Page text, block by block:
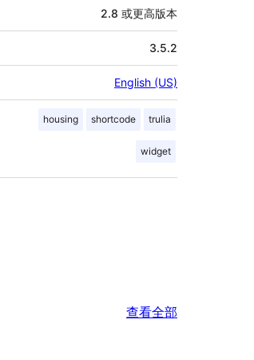
2.8 或更高版本
3.5.2
English (US)
housing shortcode trulia
widget
查看全部